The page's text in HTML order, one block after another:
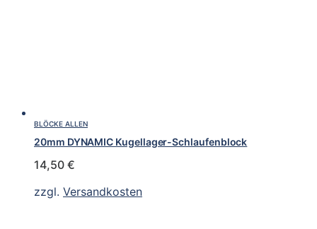
BLÖCKE ALLEN
20mm DYNAMIC Kugellager-Schlaufenblock
14,50 €
zzgl. Versandkosten